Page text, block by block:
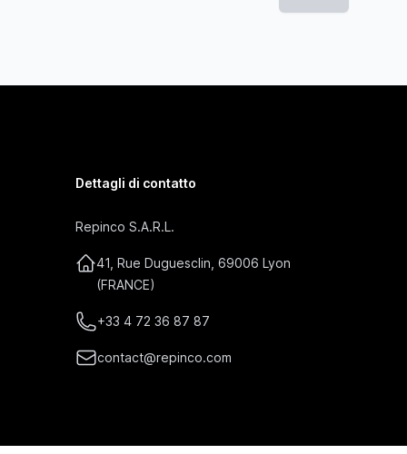
Dettagli di contatto
Repinco S.A.R.L.
41, Rue Duguesclin, 69006 Lyon
(FRANCE)
+33 4 72 36 87 87
contact@repinco.com